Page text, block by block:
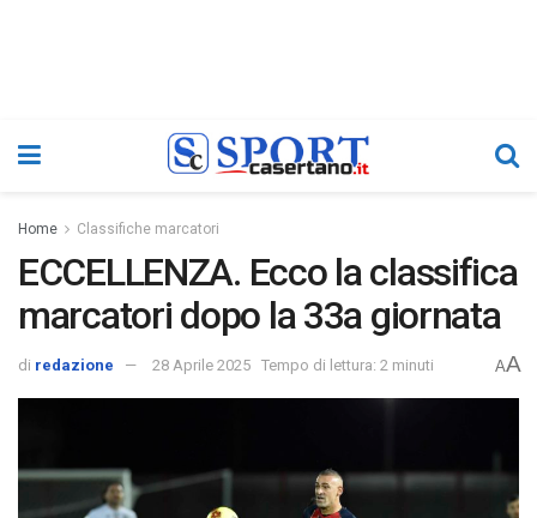
Home Classifiche marcatori
ECCELLENZA. Ecco la classifica
marcatori dopo la 33a giornata
di redazione 28 Aprile 2025 Tempo di lettura: 2 minuti AA